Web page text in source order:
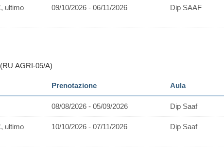
ultimo
09/10/2026 - 06/11/2026 Dip SAAF
AGRI-05/A)
Prenotazione Aula
08/08/2026 - 05/09/2026 Dip Saaf
ultimo
10/10/2026 - 07/11/2026 Dip Saaf